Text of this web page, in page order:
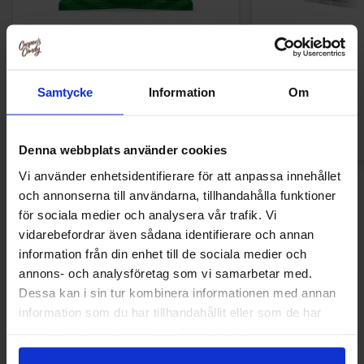
Samtycke Information Om
Denna webbplats använder cookies
Vi använder enhetsidentifierare för att anpassa innehållet
och annonserna till användarna, tillhandahålla funktioner
för sociala medier och analysera vår trafik. Vi
vidarebefordrar även sådana identifierare och annan
information från din enhet till de sociala medier och
annons- och analysföretag som vi samarbetar med.
Dessa kan i sin tur kombinera informationen med annan
information som du har tillhandahållit eller som de har
Ronny & Ragge Butt Crackers Chips
Arla
Nyheter
Nyhet! Nyhet!